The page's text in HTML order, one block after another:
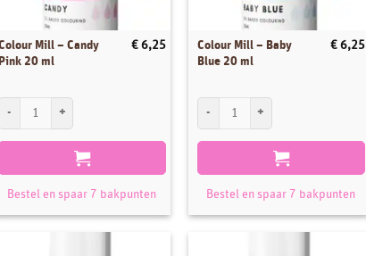
Mill – Candy
Pink 20 ml
€ 6,25
Bestel en spaar 7 bakpunten
Colour Mill – Baby
Blue 20 ml
€6,25
Bestel en spaar 7 bakpunten